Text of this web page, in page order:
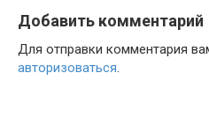
Добавить комментарий
Для отправки комментария
авторизоваться